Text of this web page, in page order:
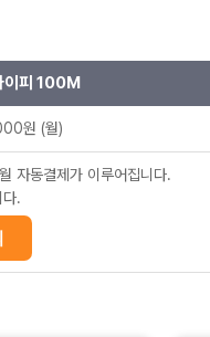
이피 100M
원 (월)
자동결제가 이루어집니다.
.